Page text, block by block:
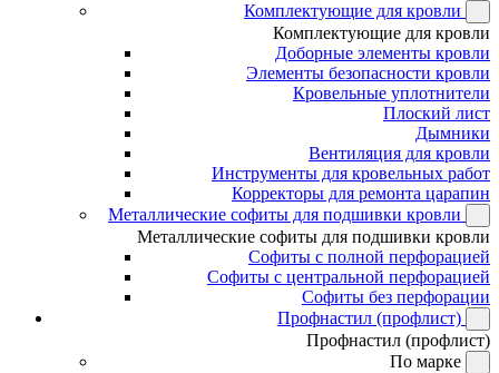
Комплектующие для кровли
Комплектующие для кровли
Доборные элементы кровли
Элементы безопасности кровли
Кровельные уплотнители
Плоский лист
Дымники
Вентиляция для кровли
Инструменты для кровельных работ
Корректоры для ремонта царапин
Металлические софиты для подшивки кровли
Металлические софиты для подшивки кровли
Софиты с полной перфорацией
Софиты с центральной перфорацией
Софиты без перфорации
Профнастил (профлист)
Профнастил (профлист)
По марке